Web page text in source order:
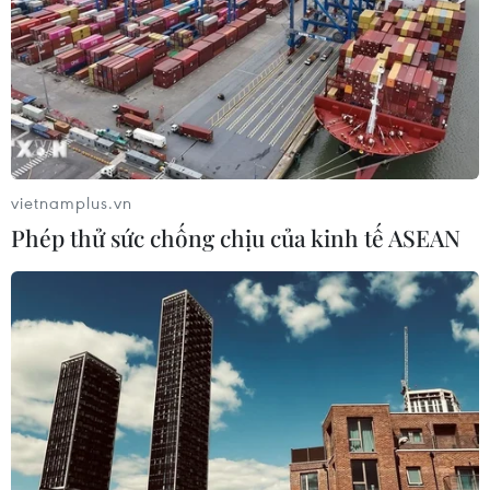
Thủ đô những ngày giãn cách: Căng sức
qua chiến dịch gần 60 ngày đêm
16/09/2021 08:05
Thành phố Hà Nội đã “kích hoạt” cả hệ thống chính trị
cùng vào cuộc với tinh thần khó khăn càng nhiều, quyết
vietnamplus.vn
Phép thử sức chống chịu của kinh tế ASEAN